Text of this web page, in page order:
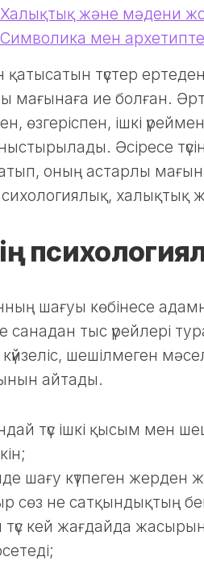
Халықтық және мәдени
Символика мен
түстер
мағынаға ие болған.
өзгеріспен, ішкі
Әсіресе
оның астарлы
психологиялық,
шағуы көбінесе
санадан тыс үрейлері
күйзеліс, шешілмеген
айтады.
түс ішкі қысым мен
шағу күтпеген жерден
сөз не сатқындықтың
түс кей жағдайда